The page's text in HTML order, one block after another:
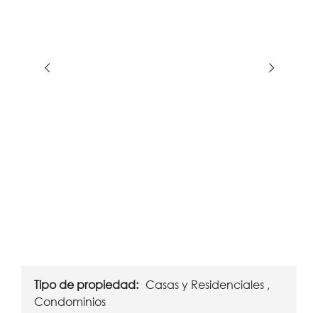
Tipo de propiedad: Casas y Residenciales ,
Condominios